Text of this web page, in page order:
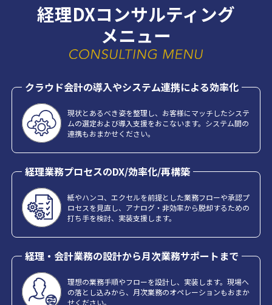
経理DXコンサルティング
メニュー
クラウド会計の導入やシステム連携による効率化
現状とあるべき姿を整理し、お客様にマッチしたシステ
ムの選定および導入支援をおこないます。システム間の
連携もおまかせください。
経理業務プロセスのDX/効率化/再構築
紙やハンコ、エクセルを前提とした業務フローや承認プ
ロセスを見直し、アナログ・非効率から脱却するための
打ち手を検討、実装支援します。
経理・会計業務の設計から月次業務サポートまで
理想の業務手順やフローを設計し、実装します。現場へ
の落とし込みから、月次業務のオペレーションもおまか
せください。